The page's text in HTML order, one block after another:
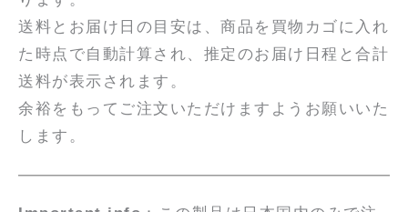
送料とお届け日の目安は、商品を買物カゴに入れ
た時点で自動計算され、推定のお届け日程と合計
送料が表示されます。
余裕をもってご注文いただけますようお願いいた
します。